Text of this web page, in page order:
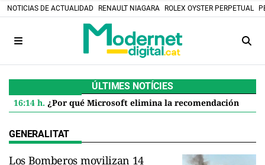
NOTICIAS DE ACTUALIDAD RENAULT NIAGARA ROLEX OYSTER PERPETUAL
ÚLTIMES NOTÍCIES
16:14 h. ¿Por qué Microsoft elimina la recomendación de 32 GB de RAM para Windows 11 y qué significa para ti
GENERALITAT
Los Bomberos movilizan 14